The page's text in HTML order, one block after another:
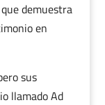
demuestra
en
sus
llamado Ad